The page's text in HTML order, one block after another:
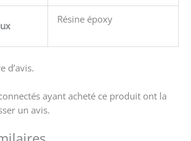
Résine époxy
d’avis.
ayant acheté ce produit ont la
un avis.